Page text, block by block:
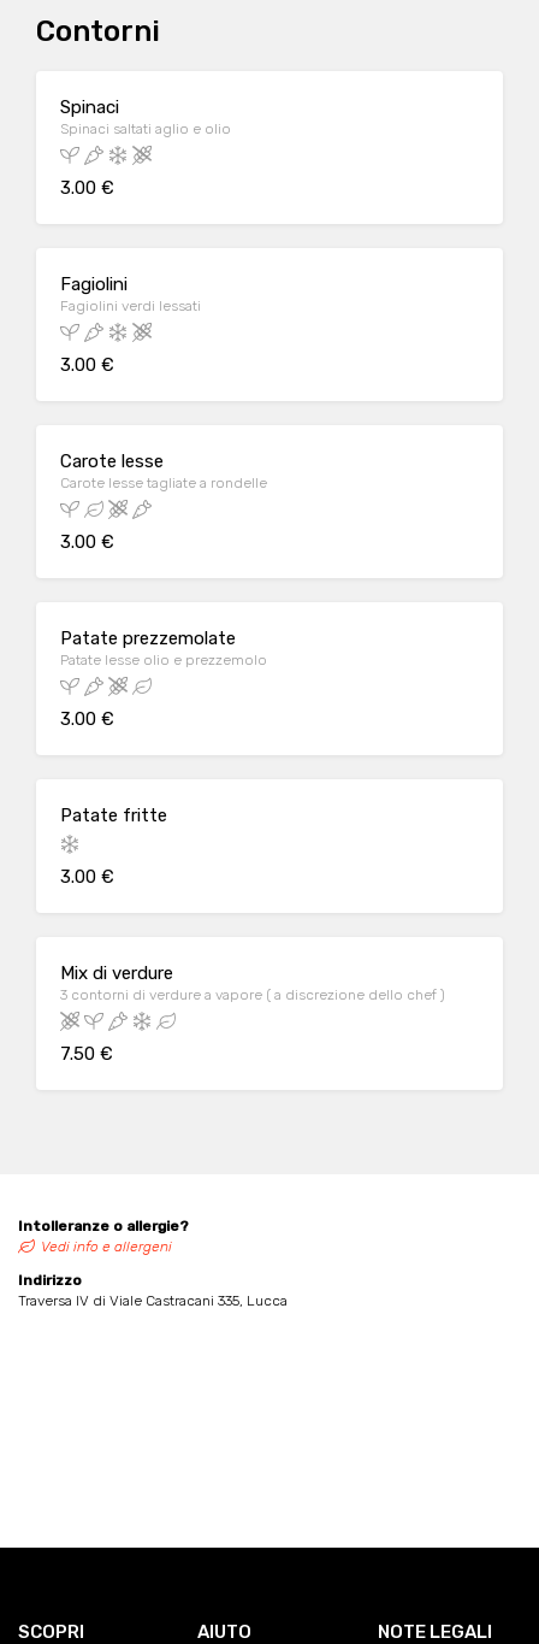
Contorni
Spinaci
Spinaci saltati aglio e olio
3.00 €
Fagiolini
Fagiolini verdi lessati
3.00 €
Carote lesse
Carote lesse tagliate a rondelle
3.00 €
Patate prezzemolate
Patate lesse olio e prezzemolo
3.00 €
Patate fritte
3.00 €
Mix di verdure
3 contorni di verdure a vapore ( a discrezione dello chef )
7.50 €
Intolleranze o allergie?
Vedi info e allergeni
Indirizzo
Traversa IV di Viale Castracani 335, Lucca
SCOPRI AIUTO NOTE LEGALI